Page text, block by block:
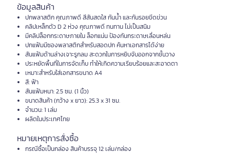
ข้อมูลสินค้า
ปกพลาสติก คุณภาพดี สีสันสดใส กันน้ำ และกันรอยขีดข่วน
คลิปเหล็กตัว D 2 ห่วง คุณภาพดี ทนทาน ไม่เป็นสนิม
มีคลิปล็อกกระดาษภายใน ล็อกแน่น ป้องกันกระดาษเลื่อนหล่น
ปกแฟ้มมีซองพลาสติกสำหรับสอดปก ค้นหาเอกสารได้ง่าย
สันแฟ้มด้านล่างเจาะรูกลม สะดวกในการหยิบจับออกจากชั้นวาง
ประหยัดพื้นที่ในการจัดเก็บ ทำให้เกิดความเรียบร้อยและสะอาดตา
เหมาะสำหรับใส่เอกสารขนาด A4
สี: ฟ้า
สันแฟ้มหนา: 2.5 ซม. (1 นิ้ว)
ขนาดสินค้า (กว้าง x ยาว): 25.3 x 31 ซม.
จำนวน: 1 เล่ม
ผลิตในประเทศไทย
หมายเหตุการสั่งซื้อ
กรณีซื้อเป็นกล่อง สินค้าบรรจุ 12 เล่ม/กล่อง